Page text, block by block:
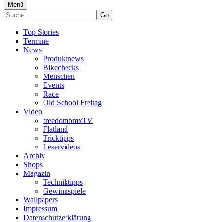
Menü
Go
Top Stories
Termine
News
Produktnews
Bikechecks
Menschen
Events
Race
Old School Freitag
Video
freedombmxTV
Flatland
Tricktipps
Leservideos
Archiv
Shops
Magazin
Techniktipps
Gewinnspiele
Wallpapers
Impressum
Datenschutzerklärung